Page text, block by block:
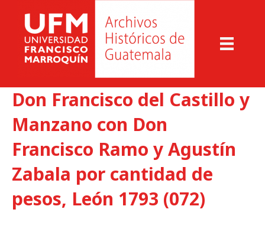
Don Francisco del Castillo y
Manzano con Don
Francisco Ramo y Agustín
Zabala por cantidad de
pesos, León 1793 (072)